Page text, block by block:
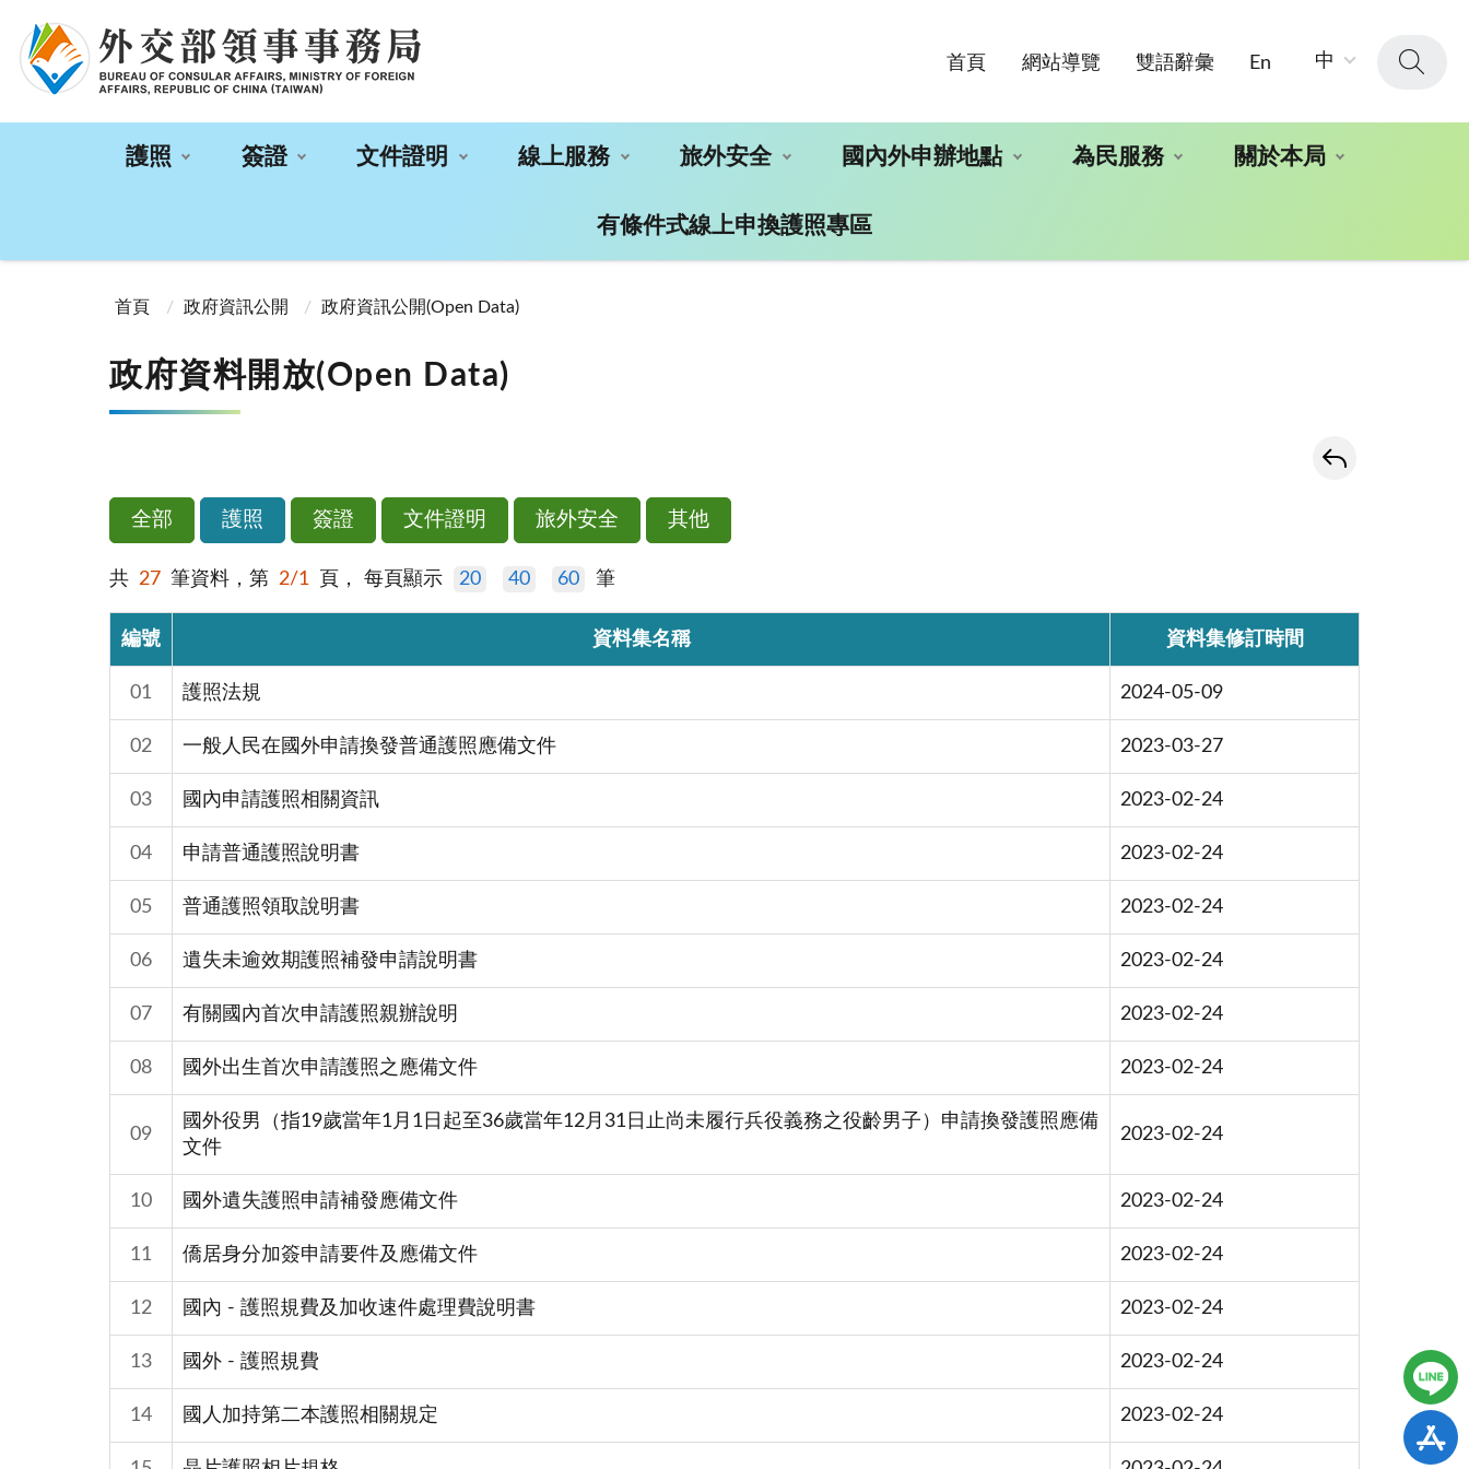
首頁 網站導覽 雙語辭彙 En 中
護照 簽證 文件證明 線上服務 旅外安全 國內外申辦地點 為民服務 關於本局
有條件式線上申換護照專區
首頁
政府資訊公開 政府資訊公開(Open Data)
政府資料開放(Open Data)
全部 護照 簽證 文件證明 旅外安全 其他
共 27 筆資料，第 2/1 頁， 每頁顯示 20 40 60 筆
編號 資料集名稱 資料集修訂時間
01 護照法規 2024-05-09
02 一般人民在國外申請換發普通護照應備文件 2023-03-27
03 國內申請護照相關資訊 2023-02-24
04 申請普通護照說明書 2023-02-24
05 普通護照領取說明書 2023-02-24
06 遺失未逾效期護照補發申請說明書 2023-02-24
07 有關國內首次申請護照親辦說明 2023-02-24
08 國外出生首次申請護照之應備文件 2023-02-24
09
國外役男（指19歲當年1月1日起至36歲當年12月31日止尚未履行兵役義務之役齡男子）申請換發護照應備
文件
2023-02-24
10 國外遺失護照申請補發應備文件 2023-02-24
11 僑居身分加簽申請要件及應備文件 2023-02-24
12 國內 - 護照規費及加收速件處理費說明書 2023-02-24
13 國外 - 護照規費 2023-02-24
14 國人加持第二本護照相關規定 2023-02-24